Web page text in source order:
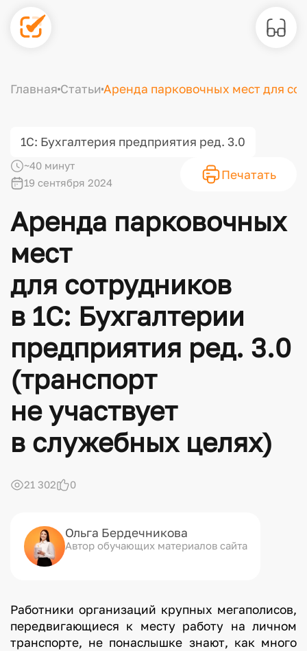
Главная Статьи Аренда парковочных мест для
1С: Бухгалтерия предприятия ред. 3.0
~40 минут
19 сентября 2024
Печатать
Аренда парковочных
мест
для сотрудников
в 1С: Бухгалтерии
предприятия ред. 3.0
(транспорт
не участвует
в служебных целях)
21 302 0
Ольга Бердечникова
Автор обучающих материалов сайта
Работники организаций крупных мегаполисов,
передвигающиеся к месту работу на личном
транспорте, не понаслышке знают, как много